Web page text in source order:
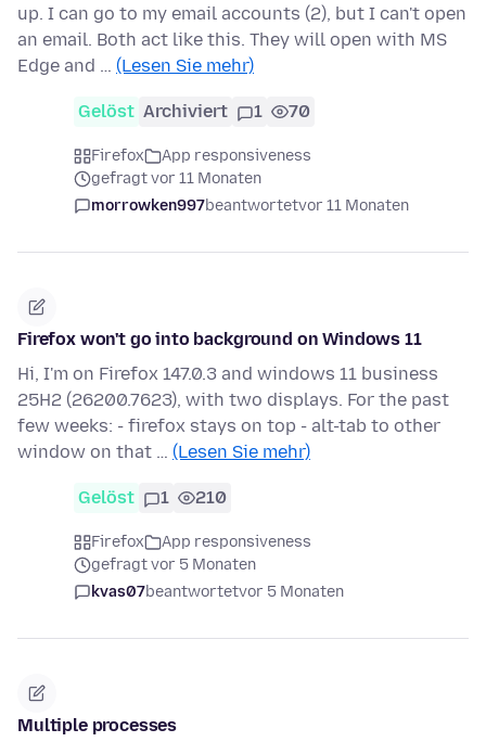
up. I can go to my email accounts (2), but I can't open
an email. Both act like this. They will open with MS
Edge and … (Lesen Sie mehr)
Gelöst Archiviert 1 70
Firefox
App responsiveness
gefragt vor 11 Monaten
morrowken997beantwortetvor 11 Monaten
Firefox won't go into background on Windows 11
Hi, I'm on Firefox 147.0.3 and windows 11 business
25H2 (26200.7623), with two displays. For the past
few weeks: - firefox stays on top - alt-tab to other
window on that … (Lesen Sie mehr)
Gelöst 1 210
Firefox
App responsiveness
gefragt vor 5 Monaten
kvas07beantwortetvor 5 Monaten
Multiple processes